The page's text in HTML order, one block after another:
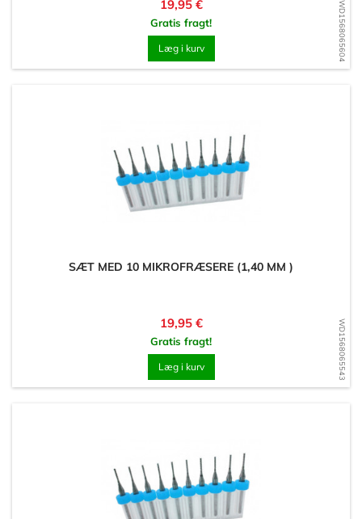
WD1568065604
Pris
19,95 €
Gratis fragt!
Læg i kurv
WD1568065543
SÆT MED 10 MIKROFRÆSERE (1,40 MM )
Pris
19,95 €
Gratis fragt!
Læg i kurv